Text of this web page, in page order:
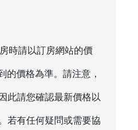
時請以訂房網站的價
的價格為準。請注意，
此請您確認最新價格以
若有任何疑問或需要協